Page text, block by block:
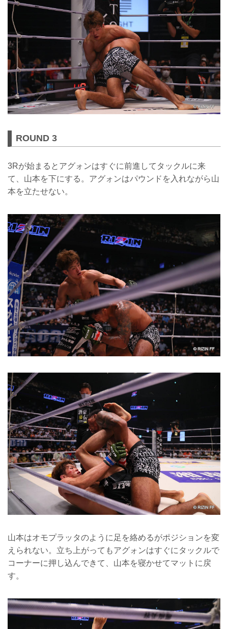
ROUND 3
3Rが始まるとアグォンはすぐに前進してタックルに来
て、山本を下にする。アグォンはパウンドを入れながら山
本を立たせない。
山本はオモプラッタのように足を絡めるがポジションを変
えられない。立ち上がってもアグォンはすぐにタックルで
コーナーに押し込んできて、山本を寝かせてマットに戻
す。